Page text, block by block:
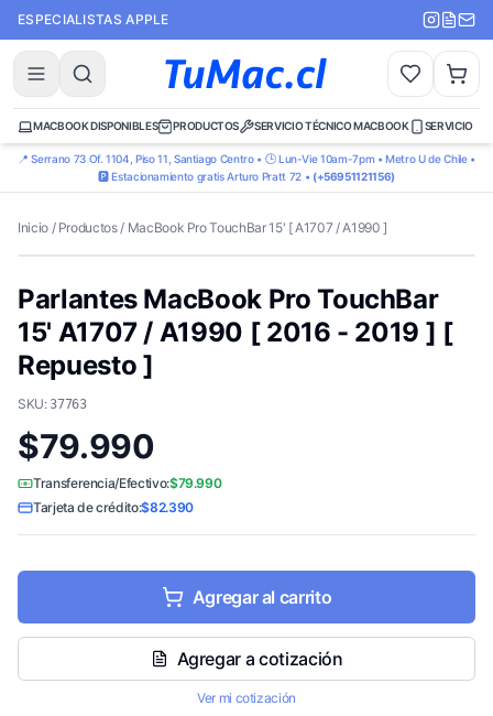
ESPECIALISTAS APPLE
MACBOOK DISPONIBLES PRODUCTOS SERVICIO TÉCNICO MACBOOK SERVICIO
📍 Serrano 73 Of. 1104, Piso 11, Santiago Centro • 🕒 Lun-Vie 10am-7pm • Metro U de Chile •
🅿️ Estacionamiento gratis Arturo Pratt 72 • (+56951121156)
Inicio/ Productos/ MacBook Pro TouchBar 15' [ A1707 / A1990 ]
Parlantes MacBook Pro TouchBar
15' A1707 / A1990 [ 2016 - 2019 ] [
Repuesto ]
SKU:37763
$79.990
Transferencia/Efectivo:$79.990
Tarjeta de crédito:$82.390
Agregar al carrito
Agregar a cotización
Ver mi cotización